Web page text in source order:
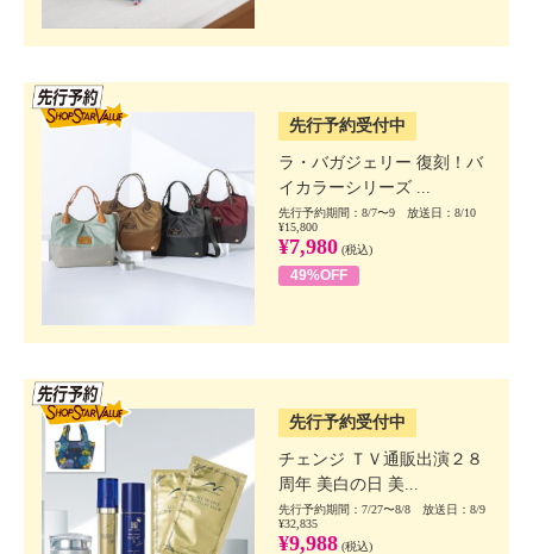
先行予約受付中
ラ・バガジェリー 復刻！バ
イカラーシリーズ ...
先行予約期間：8/7〜9 放送日：8/10
¥15,800
¥7,980 (税込)
49%OFF
先行予約受付中
チェンジ ＴＶ通販出演２８
周年 美白の日 美...
先行予約期間：7/27〜8/8 放送日：8/9
¥32,835
¥9,988 (税込)